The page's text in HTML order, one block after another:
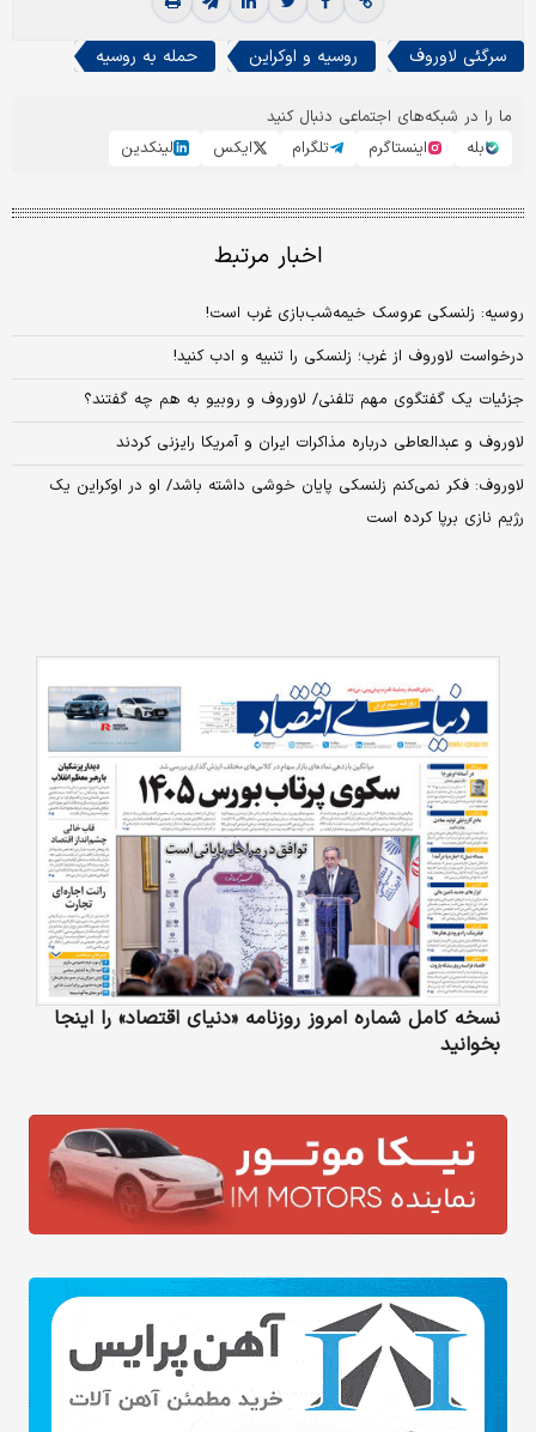
سرگئی لاوروف روسیه و اوکراین حمله به روسیه
ما را در شبکه‌های اجتماعی دنبال کنید
بله
اینستاگرم تلگرام ایکس لینکدین
اخبار مرتبط
روسیه: زلنسکی عروسک خیمه‌شب‌بازی غرب است!
درخواست لاوروف از غرب؛ زلنسکی را تنبیه و ادب کنید!
جزئیات یک گفتگوی مهم تلفنی/ لاوروف و روبیو به هم چه گفتند؟
لاوروف و عبدالعاطی درباره مذاکرات ایران و آمریکا رایزنی کردند
لاوروف: فکر نمی‌کنم زلنسکی پایان خوشی داشته باشد/ او در اوکراین یک
رژیم نازی برپا کرده است
نسخه کامل شماره امروز روزنامه «دنیای‌ اقتصاد» را اینجا
بخوانید